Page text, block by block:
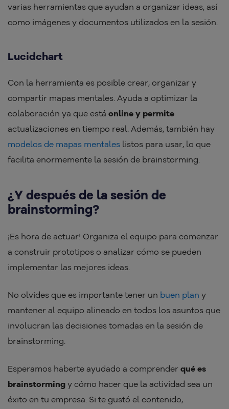
varias herramientas que ayudan a organizar ideas, así
como imágenes y documentos utilizados en la sesión.
Lucidchart
Con la herramienta es posible crear, organizar y
compartir mapas mentales. Ayuda a optimizar la
colaboración ya que está online y permite
actualizaciones en tiempo real. Además, también hay
modelos de mapas mentales listos para usar, lo que
facilita enormemente la sesión de brainstorming.
¿Y después de la sesión de
brainstorming?
¡Es hora de actuar! Organiza el equipo para comenzar
a construir prototipos o analizar cómo se pueden
implementar las mejores ideas.
No olvides que es importante tener un buen plan y
mantener al equipo alineado en todos los asuntos que
involucran las decisiones tomadas en la sesión de
brainstorming.
Esperamos haberte ayudado a comprender qué es
brainstorming y cómo hacer que la actividad sea un
éxito en tu empresa. Si te gustó el contenido,